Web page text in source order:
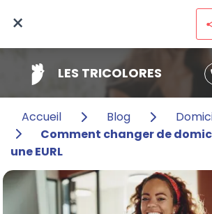
LES TRICOLORES
×
Accueil Blog
Comment changer de
une EURL